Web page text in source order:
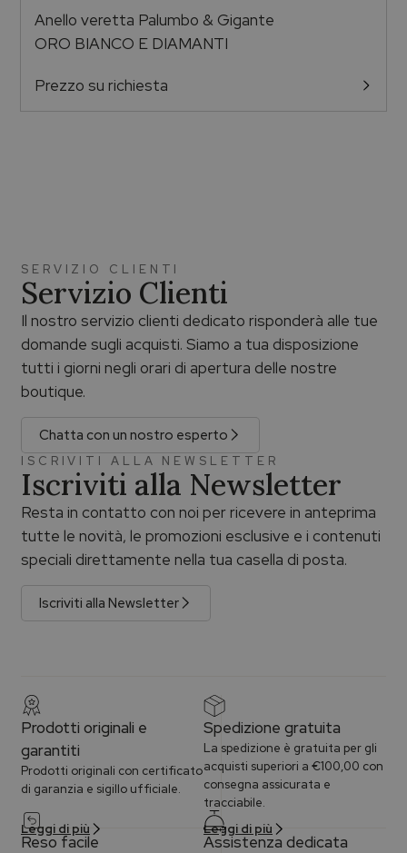
Anello veretta Palumbo & Gigante
ORO BIANCO E DIAMANTI
Prezzo su richiesta
SERVIZIO CLIENTI
Servizio Clienti
Il nostro servizio clienti dedicato risponderà alle tue
domande sugli acquisti. Siamo a tua disposizione
tutti i giorni negli orari di apertura delle nostre
boutique.
Chatta con un nostro esperto
ISCRIVITI ALLA NEWSLETTER
Iscriviti alla Newsletter
Resta in contatto con noi per ricevere in anteprima
tutte le novità, le promozioni esclusive e i contenuti
speciali direttamente nella tua casella di posta.
Iscriviti alla Newsletter
Prodotti originali e
garantiti
Prodotti originali con certificato
di garanzia e sigillo ufficiale.
Leggi di più
Spedizione gratuita
La spedizione è gratuita per gli
acquisti superiori a €100,00 con
consegna assicurata e
tracciabile.
Leggi di più
Reso facile Assistenza dedicata